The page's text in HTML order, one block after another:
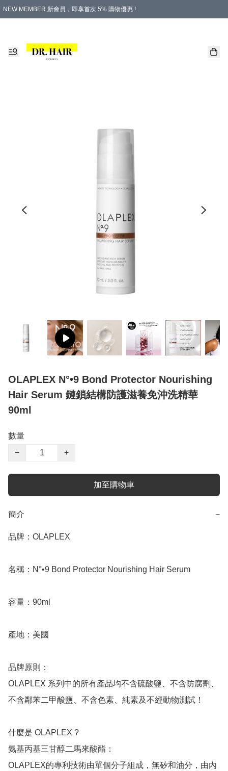
NEW MEMBER 新會員，即享首次 5% 購物優惠 !
OLAPLEX N°•9 Bond Protector Nourishing
Hair Serum 鏈鎖結構防護滋養免沖洗精華
90ml
數量
−
+
加至購物車
簡介 −
品牌：OLAPLEX
名稱：N°•9 Bond Protector Nourishing Hair Serum
容量：90ml
產地：美國
品牌原則：
OLAPLEX 系列中的所有產品均不含硫酸鹽、不含防腐劑、
不含鄰苯二甲酸鹽、不含色素、純素及不經動物測試！
什麼是 OLAPLEX ?
氨基丙基三甘醇二馬來酸酯：
OLAPLEX的專利技術由單個分子組成，無矽和油分，由內